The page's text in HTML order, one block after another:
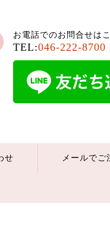
お電話でのお問合せは
TEL:046-222-8700
せ メールでご